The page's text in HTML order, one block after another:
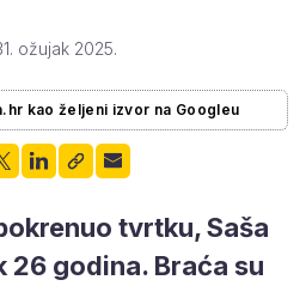
ožujak 2025.
kao željeni izvor na Googleu
tvrtku, Saša
26 godina. Braća su